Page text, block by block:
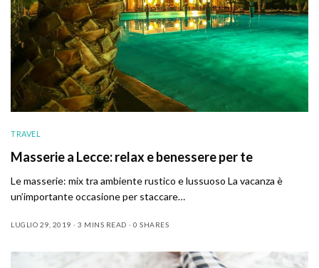
TRAVEL
Masserie a Lecce: relax e benessere per te
Le masserie: mix tra ambiente rustico e lussuoso La vacanza è
un’importante occasione per staccare…
LUGLIO 29, 2019 3 MINS READ 0 SHARES